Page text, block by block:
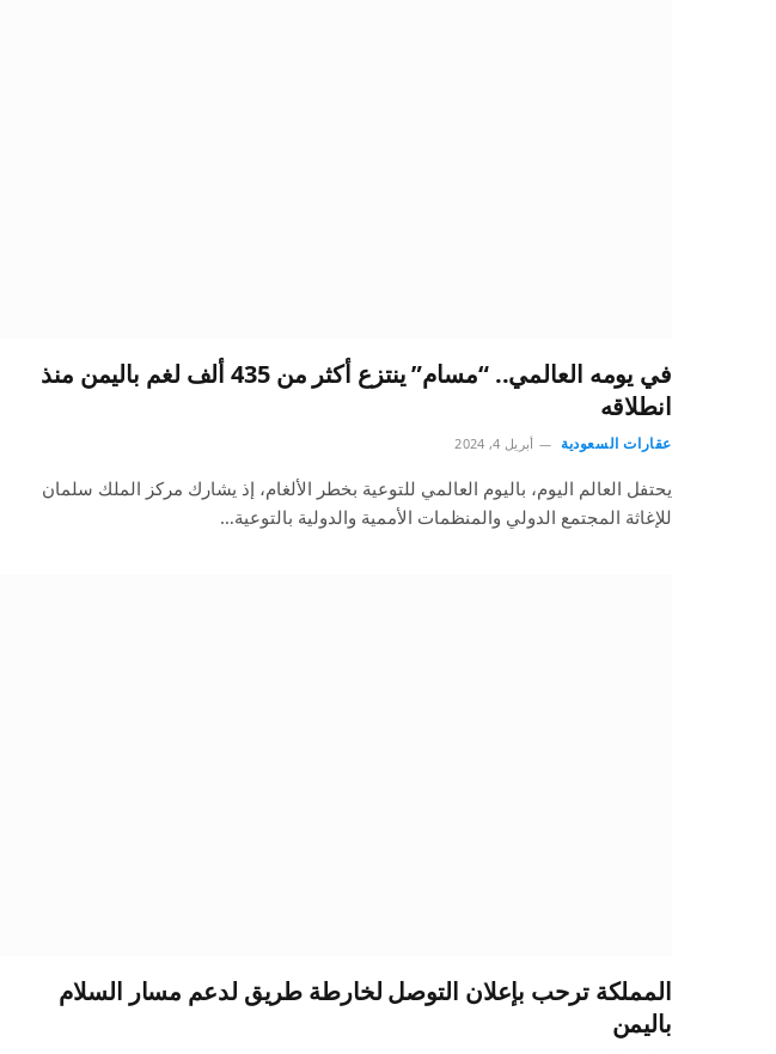
في يومه العالمي.. “مسام” ينتزع أكثر من 435 ألف لغم باليمن منذ
انطلاقه
عقارات السعودية أبريل 4, 2024
يحتفل العالم اليوم، باليوم العالمي للتوعية بخطر الألغام، إذ يشارك مركز الملك سلمان
للإغاثة المجتمع الدولي والمنظمات الأممية والدولية بالتوعية…
المملكة ترحب بإعلان التوصل لخارطة طريق لدعم مسار السلام
باليمن